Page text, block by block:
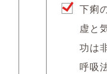
下痢
虚と
功は
呼吸